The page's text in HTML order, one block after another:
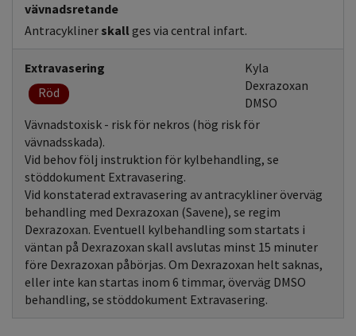
vävnadsretande
Antracykliner skallges via central infart.
Extravasering
Röd
Kyla
Dexrazoxan
DMSO
Vävnadstoxisk - risk för nekros (hög risk för
vävnadsskada).
Vid behov följ instruktion för kylbehandling, se
stöddokument Extravasering.
Vid konstaterad extravasering av antracykliner överväg
behandling med Dexrazoxan (Savene), se regim
Dexrazoxan. Eventuell kylbehandling som startats i
väntan på Dexrazoxan skall avslutas minst 15 minuter
före Dexrazoxan påbörjas. Om Dexrazoxan helt saknas,
eller inte kan startas inom 6 timmar, överväg DMSO
behandling, se stöddokument Extravasering.